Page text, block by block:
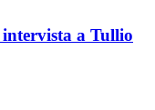
a Tullio